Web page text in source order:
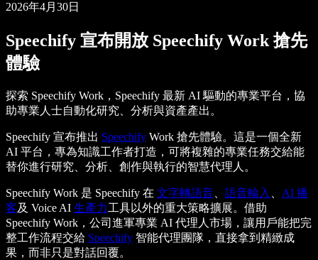
2026年4月30日
Speechify 宣布開放 Speechify Work 搶先
體驗
探索 Speechify Work，Speechify 最新 AI 驅動的專業平台，協
助專業人士自動化研究、分析與資產產出。
Speechify 宣布推出 Speechify Work 搶先體驗。這是一個全新
AI 平台，專為知識工作者打造，可將複雜的專業任務交給能
替你進行研究、分析、創作與執行的智慧代理人。
Speechify Work 是 Speechify 在 文字轉語音 語音輸入
AI 播
客及 Voice AI 生產力工具以外的重大策略擴展。借助
Speechify Work，公司進軍專業 AI 代理人市場，讓用戶能把完
整工作流程交給 Speechify 智能代理團隊，直接拿到精緻成
果，而非只是對話回覆。